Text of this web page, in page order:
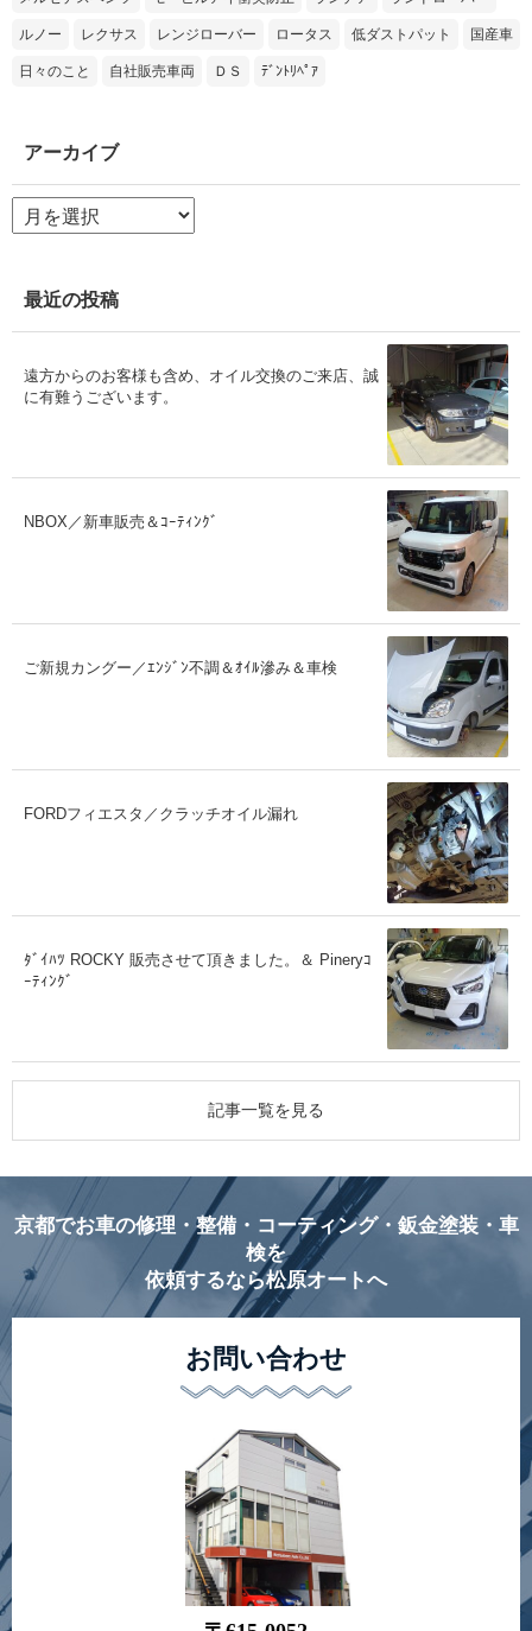
ルノー レクサス レンジローバー ロータス 低ダストパット 国産車
日々のこと 自社販売車両 ＤＳ ﾃﾞﾝﾄﾘﾍﾟｱ
アーカイブ
ア
ー
ブ
最近の投稿
遠方からのお客様も含め、オイル交換のご来店、誠
に有難うございます。
NBOX／新車販売＆ｺｰﾃｨﾝｸﾞ
ご新規カングー／ｴﾝｼﾞﾝ不調＆ｵｲﾙ滲み＆車検
FORDフィエスタ／クラッチオイル漏れ
ﾀﾞｲﾊﾂ ROCKY 販売させて頂きました。＆ Pineryｺ
ｰﾃｨﾝｸﾞ
記事一覧を見る
京都でお車の修理・整備・コーティング・鈑金塗装・車
検を
依頼するなら松原オートへ
お問い合わせ